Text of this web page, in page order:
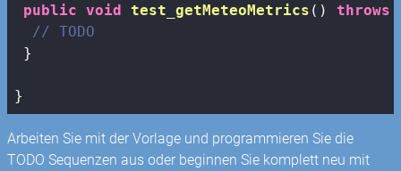
public void test_getMeteoMetrics () throws
// TODO
}
}
Arbeiten Sie mit der Vorlage und programmieren Sie die
TODO Sequenzen aus oder beginnen Sie komplett neu mit